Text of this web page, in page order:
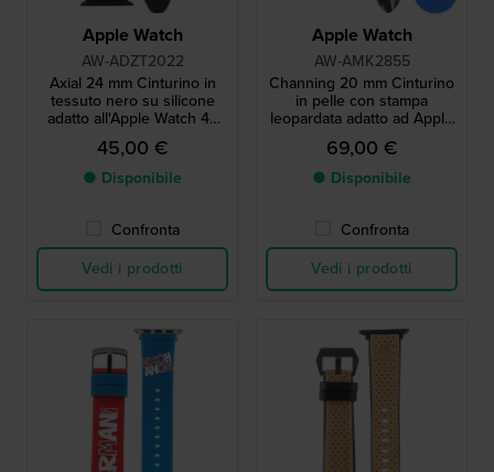
Apple Watch
AW-ADZT2022
Axial 24 mm Cinturino in
tessuto nero su silicone
adatto all'Apple Watch 42
mm
45,00 €
● Disponibile
Confronta
Vedi i prodotti
Apple Watch
AW-AMK2855
Channing 20 mm Cinturino
in pelle con stampa
leopardata adatto ad Apple
Watch taglia 1
69,00 €
● Disponibile
Confronta
Vedi i prodotti